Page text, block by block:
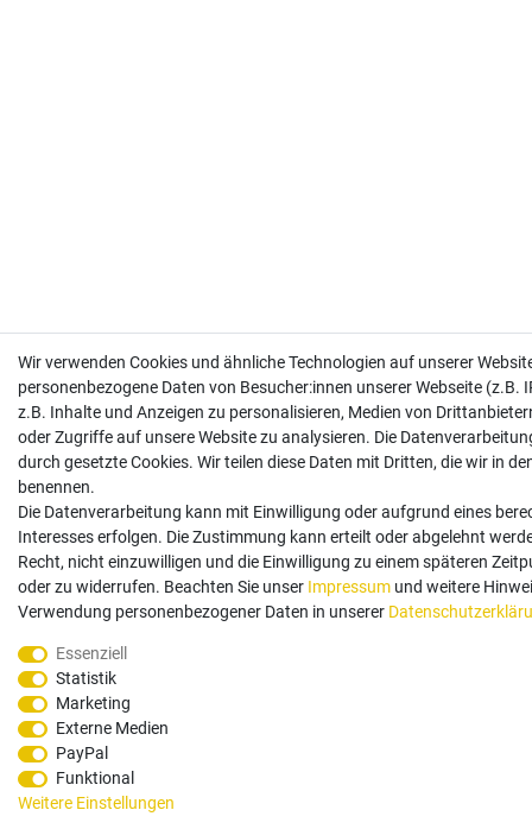
Wir verwenden Cookies und ähnliche Technologien auf unserer
personenbezogene Daten von Besucher:innen unserer Webseite (z.B.
z.B. Inhalte und Anzeigen zu personalisieren, Medien von
oder Zugriffe auf unsere Website zu analysieren. Die
durch gesetzte Cookies. Wir teilen diese Daten mit Dritten, die wir in
benennen.
Die Datenverarbeitung kann mit Einwilligung oder aufgrund eines
Interesses erfolgen. Die Zustimmung kann erteilt oder abgelehnt
Recht, nicht einzuwilligen und die Einwilligung zu einem späteren
oder zu widerrufen. Beachten Sie unser Impressum und weitere
Verwendung personenbezogener Daten in unserer
Essenziell
Statistik
Marketing
Externe Medien
PayPal
Funktional
Weitere Einstellungen